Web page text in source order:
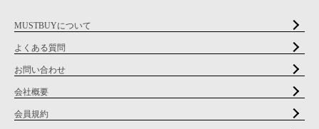
MUSTBUYについて
よくある質問
お問い合わせ
会社概要
会員規約